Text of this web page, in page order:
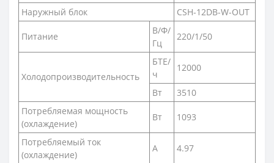
Наружный блок
CSH-12DB-W-OUT
Питание
В/Ф/
Гц
220/1/50
Холодопроизводительность
БТЕ/
ч
12000
Вт
3510
Потребляемая мощность
(охлаждение)
Вт 1093
Потребляемый ток
(охлаждение)
А 4.97